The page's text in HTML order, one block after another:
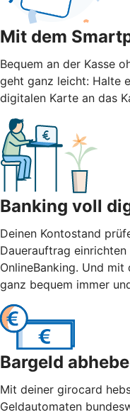
Mit dem
Bequem an der Kasse
geht ganz leicht: Halte
digitalen Karte an das
Banking voll
Deinen Kontostand
Dauerauftrag
OnlineBanking. Und
ganz bequem immer
Bargeld
Mit deiner girocard
Geldautomaten